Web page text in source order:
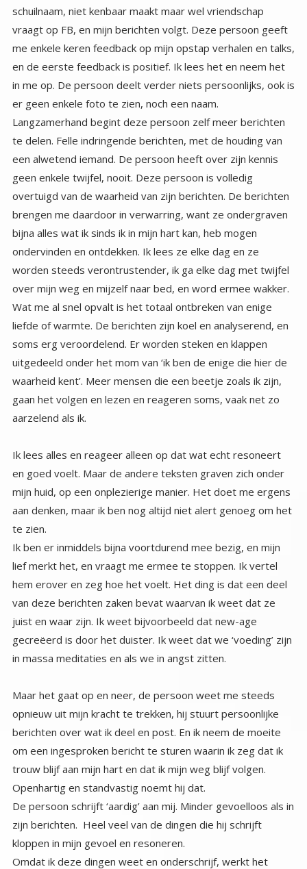
aarzelend als ik.
Ik lees alles en reageer alleen op dat wat echt resoneert
en goed voelt. Maar de andere teksten graven zich onder
mijn huid, op een onplezierige manier. Het doet me ergens
aan denken, maar ik ben nog altijd niet alert genoeg om het
te zien.
Ik ben er inmiddels bijna voortdurend mee bezig, en mijn
lief merkt het, en vraagt me ermee te stoppen. Ik vertel
hem erover en zeg hoe het voelt. Het ding is dat een deel
van deze berichten zaken bevat waarvan ik weet dat ze
juist en waar zijn. Ik weet bijvoorbeeld dat new-age
gecreëerd is door het duister. Ik weet dat we ‘voeding’ zijn
in massa meditaties en als we in angst zitten.
Maar het gaat op en neer, de persoon weet me steeds
opnieuw uit mijn kracht te trekken, hij stuurt persoonlijke
berichten over wat ik deel en post. En ik neem de moeite
om een ingesproken bericht te sturen waarin ik zeg dat ik
trouw blijf aan mijn hart en dat ik mijn weg blijf volgen.
Openhartig en standvastig noemt hij dat.
De persoon schrijft ‘aardig’ aan mij. Minder gevoelloos als in
zijn berichten. Heel veel van de dingen die hij schrijft
kloppen in mijn gevoel en resoneren.
Omdat ik deze dingen weet en onderschrijf, werkt het
hypnotiserend. Ik heb zelf een hypnose opleiding dus ik
weet hoe het werkt. Je gebruikt een aantal dingen die de
ander kent en gelooft en verbindt dat met een aantal
onbekende zaken. Doordat de persoon het ene gelooft en